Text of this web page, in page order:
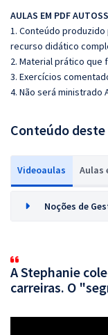
AULAS EM PDF
1. Conteúdo
recurso didático
2. Material prático que
3. Exercícios
4. Não será ministrado
Conteúdo
Videoaulas Aulas
Noções de
A Stephanie
carreiras. O